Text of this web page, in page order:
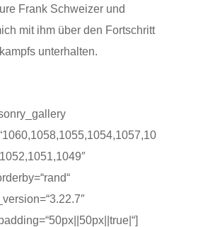
Frank Schweizer und
mit ihm über den Fortschritt
unterhalten.